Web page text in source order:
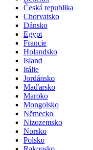
Česká republika
Chorvatsko
Dánsko
Egypt
Francie
Holandsko
Island
Itálie
Jordánsko
Maďarsko
Maroko
Mongolsko
Německo
Nizozemsko
Norsko
Polsko